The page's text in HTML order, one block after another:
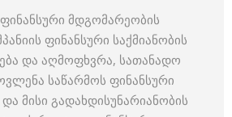
მდგომარეობის
ფინანსური საქმიანობის
და აღმოფხვრა, სათანადო
საწარმოს ფინანსური
მისი გადახდისუნარიანობის